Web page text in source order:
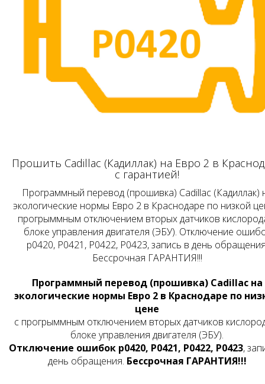
Прошить Cadillac (Кадиллак) на Евро 2 в
с гарантией!
Программный перевод (прошивка) Cadillac (Кадиллак)
экологические нормы Евро 2 в Краснодаре по низкой
прогрыммным отключением вторых датчиков
блоке управления двигателя (ЭБУ). Отключение
p0420, P0421, P0422, P0423, запись в день
Бессрочная ГАРАНТИЯ!!!
Программный перевод (прошивка) Cadillac на
экологические нормы Евро 2 в Краснодаре по
цене
с прогрыммным отключением вторых датчиков
блоке управления двигателя (ЭБУ).
Отключение ошибок p0420, P0421, P0422, P0423,
день обращения. Бессрочная ГАРАНТИЯ!!!